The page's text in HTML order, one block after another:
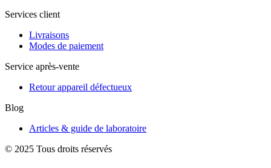
Services client
Livraisons
Modes de paiement
Service après-vente
Retour appareil défectueux
Blog
Articles & guide de laboratoire
© 2025 Tous droits réservés